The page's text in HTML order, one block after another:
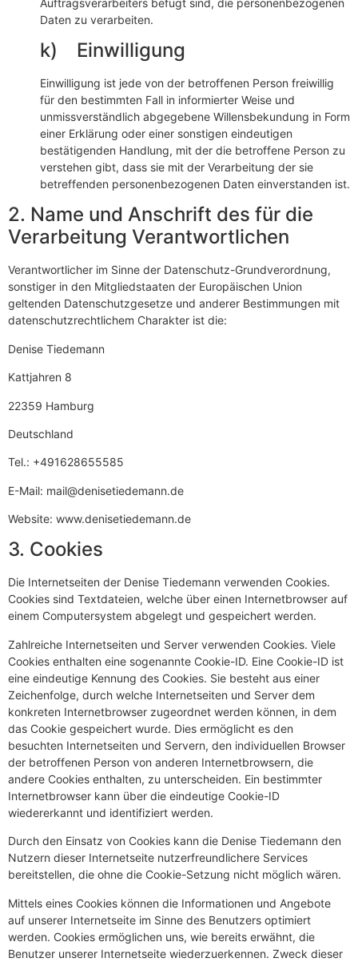
Daten zu verarbeiten.
k) Einwilligung
Einwilligung ist jede von der betroffenen Person freiwillig
für den bestimmten Fall in informierter Weise und
unmissverständlich abgegebene Willensbekundung in Form
einer Erklärung oder einer sonstigen eindeutigen
bestätigenden Handlung, mit der die betroffene Person zu
verstehen gibt, dass sie mit der Verarbeitung der sie
betreffenden personenbezogenen Daten einverstanden ist.
2. Name und Anschrift des für die
Verarbeitung Verantwortlichen
Verantwortlicher im Sinne der Datenschutz-Grundverordnung,
sonstiger in den Mitgliedstaaten der Europäischen Union
geltenden Datenschutzgesetze und anderer Bestimmungen mit
datenschutzrechtlichem Charakter ist die:
Denise Tiedemann
Kattjahren 8
22359 Hamburg
Deutschland
Tel.: +491628655585
E-Mail: mail@denisetiedemann.de
Website: www.denisetiedemann.de
3. Cookies
Die Internetseiten der Denise Tiedemann verwenden Cookies.
Cookies sind Textdateien, welche über einen Internetbrowser auf
einem Computersystem abgelegt und gespeichert werden.
Zahlreiche Internetseiten und Server verwenden Cookies. Viele
Cookies enthalten eine sogenannte Cookie-ID. Eine Cookie-ID ist
eine eindeutige Kennung des Cookies. Sie besteht aus einer
Zeichenfolge, durch welche Internetseiten und Server dem
konkreten Internetbrowser zugeordnet werden können, in dem
das Cookie gespeichert wurde. Dies ermöglicht es den
besuchten Internetseiten und Servern, den individuellen Browser
der betroffenen Person von anderen Internetbrowsern, die
andere Cookies enthalten, zu unterscheiden. Ein bestimmter
Internetbrowser kann über die eindeutige Cookie-ID
wiedererkannt und identifiziert werden.
Durch den Einsatz von Cookies kann die Denise Tiedemann den
Nutzern dieser Internetseite nutzerfreundlichere Services
bereitstellen, die ohne die Cookie-Setzung nicht möglich wären.
Mittels eines Cookies können die Informationen und Angebote
auf unserer Internetseite im Sinne des Benutzers optimiert
werden. Cookies ermöglichen uns, wie bereits erwähnt, die
Benutzer unserer Internetseite wiederzuerkennen. Zweck dieser